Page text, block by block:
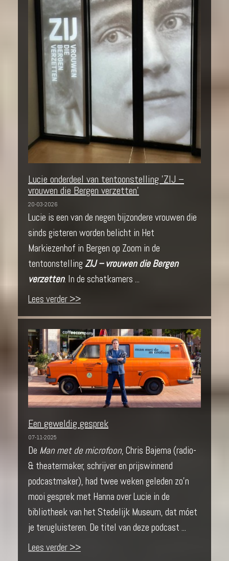
Lucie onderdeel van tentoonstelling 'ZIJ –
vrouwen die Bergen verzetten'
20-03-2026
Lucie is een van de negen bijzondere vrouwen die
sinds gisteren worden belicht in Het
Markiezenhof in Bergen op Zoom in de
tentoonstelling ZIJ – vrouwen die Bergen
verzetten. In de schatkamers ...
Lees verder >>
Een geweldig gesprek
07-11-2025
De Man met de microfoon, Chris Bajema (radio-
& theatermaker, schrijver en prijswinnend
podcastmaker), had twee weken geleden zo’n
mooi gesprek met Hanna over Lucie in de
bibliotheek van het Stedelijk Museum, dat móet
je terugluisteren. De titel van deze podcast ...
Lees verder >>